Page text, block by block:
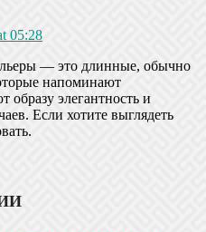
05:28
— это длинные, обычно
напоминают
элегантность и
Если хотите выглядеть